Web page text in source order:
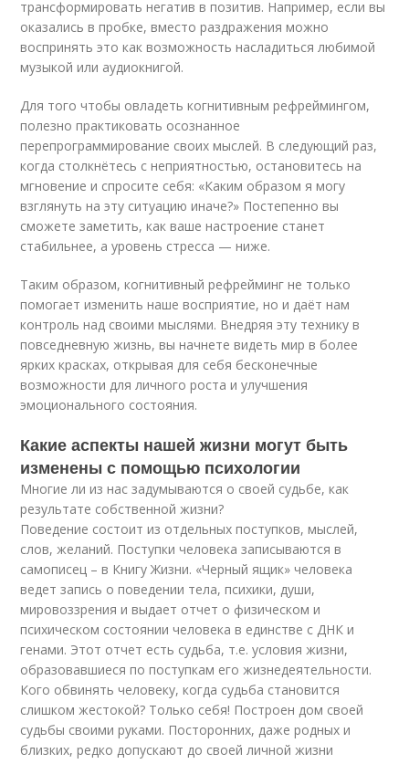
трансформировать негатив в позитив. Например, если вы
оказались в пробке, вместо раздражения можно
воспринять это как возможность насладиться любимой
музыкой или аудиокнигой.
Для того чтобы овладеть когнитивным рефреймингом,
полезно практиковать осознанное
перепрограммирование своих мыслей. В следующий раз,
когда столкнётесь с неприятностью, остановитесь на
мгновение и спросите себя: «Каким образом я могу
взглянуть на эту ситуацию иначе?» Постепенно вы
сможете заметить, как ваше настроение станет
стабильнее, а уровень стресса — ниже.
Таким образом, когнитивный рефрейминг не только
помогает изменить наше восприятие, но и даёт нам
контроль над своими мыслями. Внедряя эту технику в
повседневную жизнь, вы начнете видеть мир в более
ярких красках, открывая для себя бесконечные
возможности для личного роста и улучшения
эмоционального состояния.
Какие аспекты нашей жизни могут быть
изменены с помощью психологии
Многие ли из нас задумываются о своей судьбе, как
результате собственной жизни?
Поведение состоит из отдельных поступков, мыслей,
слов, желаний. Поступки человека записываются в
самописец – в Книгу Жизни. «Черный ящик» человека
ведет запись о поведении тела, психики, души,
мировоззрения и выдает отчет о физическом и
психическом состоянии человека в единстве с ДНК и
генами. Этот отчет есть судьба, т.е. условия жизни,
образовавшиеся по поступкам его жизнедеятельности.
Кого обвинять человеку, когда судьба становится
слишком жестокой? Только себя! Построен дом своей
судьбы своими руками. Посторонних, даже родных и
близких, редко допускают до своей личной жизни